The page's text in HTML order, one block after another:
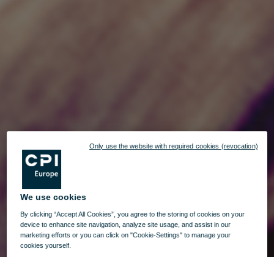
We use cookies
By clicking “Accept All Cookies”, you agree to the storing of cookies on your
device to enhance site navigation, analyze site usage, and assist in our
marketing efforts or you can click on "Cookie-Settings" to manage your
cookies yourself.
Only use the website with required cookies (revocation)